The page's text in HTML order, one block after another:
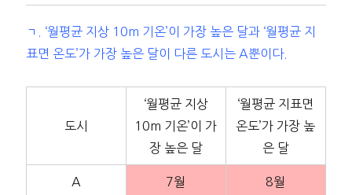
ㄱ. ‘월평균 지상 10m 기온’이 가장 높은 달과 ‘월평균 지
표면 온도’가 가장 높은 달이 다른 도시는 A뿐이다.
도시
‘월평균 지상
10m 기온’이 가
장 높은 달
‘월평균 지표면
온도’가 가장 높
은 달
A 7월 8월